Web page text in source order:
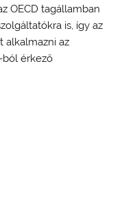
OECD tagállamban
is, így az
alkalmazni az
ból érkező